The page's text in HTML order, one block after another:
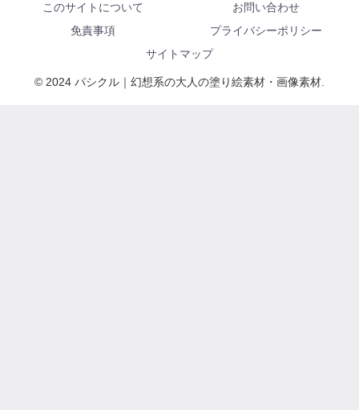
このサイトについて
お問い合わせ
免責事項
プライバシーポリシー
サイトマップ
© 2024 パシクル｜幻想系の大人の塗り絵素材・画像素材.